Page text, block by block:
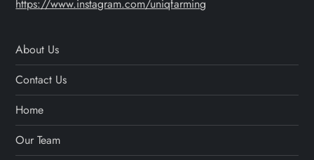
https://www.instagram.com/uniqfarming
About Us
Contact Us
Home
Our Team